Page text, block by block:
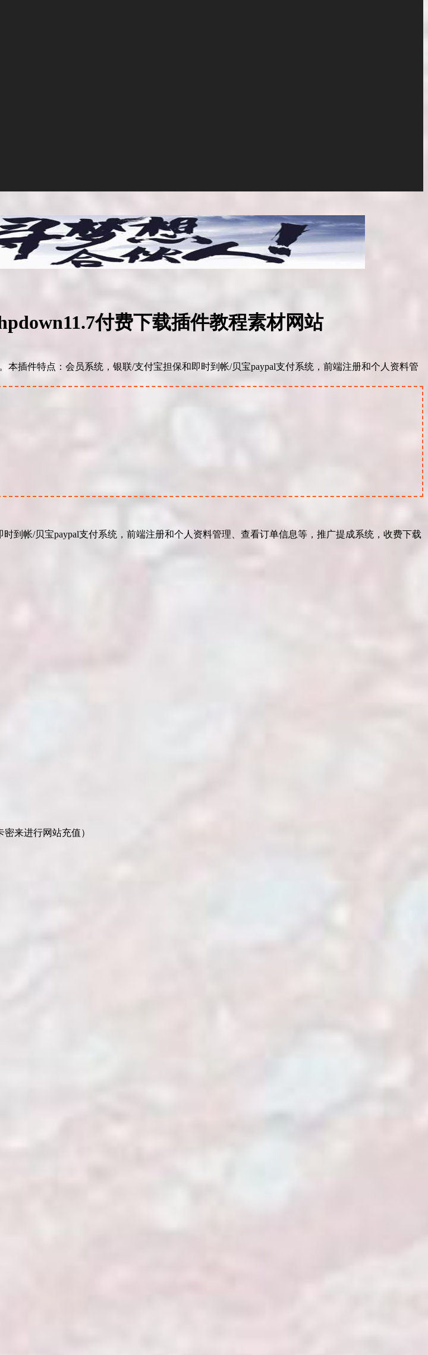
付费下载插件教程素材网站
本插件特点：会员系统，银联/支付宝担保和即时到帐/贝宝paypal支付系统，前端注册和个人资料管
到帐/贝宝paypal支付系统，前端注册和个人资料管理、查看订单信息等，推广提成系统，收费下载
来进行网站充值）